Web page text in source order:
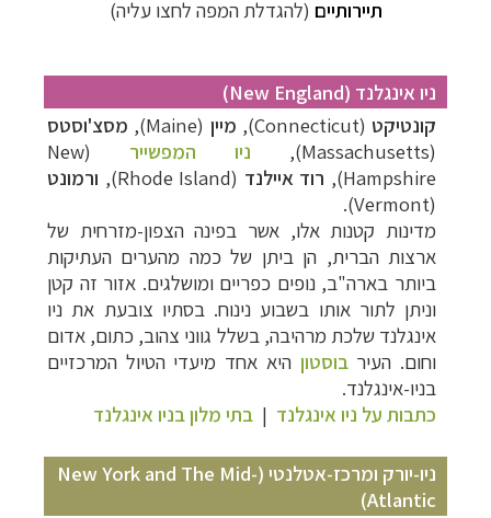
תיירותיים (להגדלת המפה לחצו עליה)
ניו אינגלנד (New England)
קונטיקט (Connecticut), מיין (Maine),
מסצ'וסטס
(Massachusetts),
ניו המפשייר
(New
Hampshire),
רוד איילנד (Rhode Island),
ורמונט
(Vermont).
מדינות קטנות אלו, אשר בפינה הצפון-מזרחית של
ארצות הברית, הן ביתן של כמה מהערים העתיקות
ביותר בארה"ב, נופים כפריים ומושלגים. אזור זה קטן
וניתן לתור אותו בשבוע נינוח. בסתיו צובעת את ניו
אינגלנד שלכת מרהיבה, בשלל גווני צהוב, כתום, אדום
וחום. העירבוסטון היא אחד מיעדי הטיול המרכזיים
בניו-אינגלנד.
כתבות על ניו אינגלנד | בתי מלון בניו אינגלנד
ניו-יורק ומרכז-אטלנטי (
New York and The Mid-
Atlantic)